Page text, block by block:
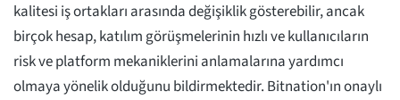
kalitesi iş ortakları arasında değişiklik gösterebilir, ancak
birçok hesap, katılım görüşmelerinin hızlı ve kullanıcıların
risk ve platform mekaniklerini anlamalarına yardımcı
olmaya yönelik olduğunu bildirmektedir. Bitnation'ın onaylı